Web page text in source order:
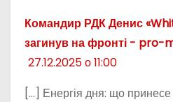
Командир РДК Денис
загинув на фронті - pro-
27.12.2025 о 11:00
[…] Енергія дня: що принесе